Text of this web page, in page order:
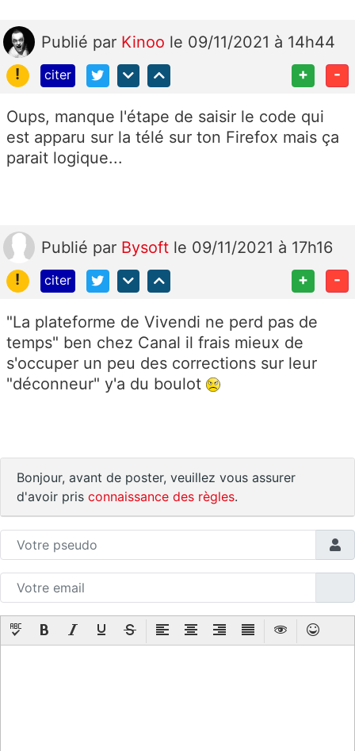
Publié par Kinoo le 09/11/2021 à 14h44
!
citer + -
Oups, manque l'étape de saisir le code qui
est apparu sur la télé sur ton Firefox mais ça
parait logique...
Publié par Bysoft le 09/11/2021 à 17h16
!
citer + -
"La plateforme de Vivendi ne perd pas de
temps" ben chez Canal il frais mieux de
s'occuper un peu des corrections sur leur
"déconneur" y'a du boulot
Bonjour, avant de poster, veuillez vous assurer
d'avoir pris connaissance des règles.